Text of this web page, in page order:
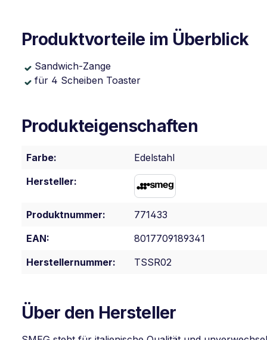
Produktvorteile im Überblick
Sandwich-Zange
für 4 Scheiben Toaster
Produkteigenschaften
Farbe:
Edelstahl
Hersteller:
Produktnummer:
771433
EAN:
8017709189341
Herstellernummer:
TSSR02
Über den Hersteller